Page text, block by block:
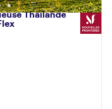
Thaïlande